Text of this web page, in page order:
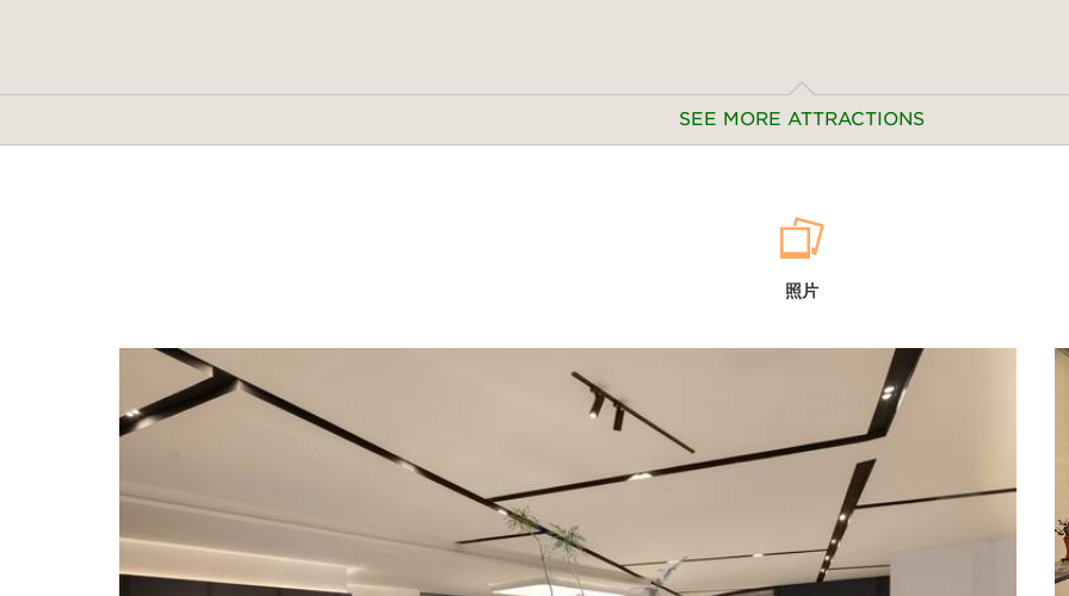
SEE MORE ATTRACTIONS
Creative Park
Shuanglin Temple
Yiwu Museum
Yiwu International Expo Center
Yiwu International Trade City
Outdoors & Recreation
Huajian Paradise
Jimingshan Park
Jinhua Luobinwang Park
Longshan Scenic Area
Luo Binwang Park
照片